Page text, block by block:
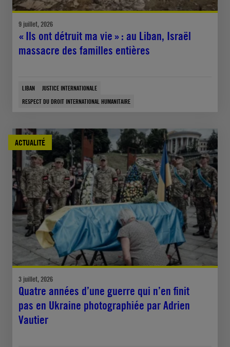
9 juillet, 2026
« Ils ont détruit ma vie » : au Liban, Israël
massacre des familles entières
LIBAN
JUSTICE INTERNATIONALE
RESPECT DU DROIT INTERNATIONAL HUMANITAIRE
ACTUALITÉ
3 juillet, 2026
Quatre années d’une guerre qui n’en finit
pas en Ukraine photographiée par Adrien
Vautier